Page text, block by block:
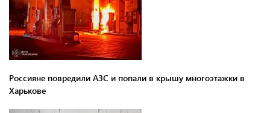
Россияне повредили АЗС и попали в крышу многоэтажки в
Харькове